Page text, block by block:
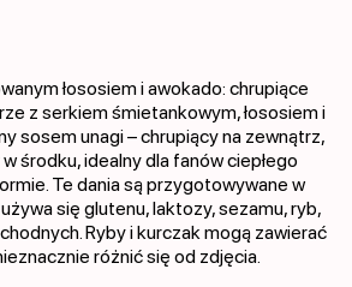
łososiem i awokado: chrupiące
z serkiem śmietankowym, łososiem i
sosem unagi – chrupiący na zewnątrz,
środku, idealny dla fanów ciepłego
Te dania są przygotowywane w
się glutenu, laktozy, sezamu, ryb,
Ryby i kurczak mogą zawierać
różnić się od zdjęcia.